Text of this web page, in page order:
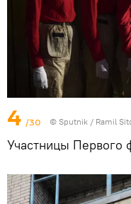
4 /30 © Sputnik / Ramil
Участницы